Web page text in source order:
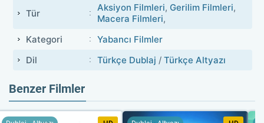
işler istedikleri gibi gitmeyecek ve kandırıldığını
öğrenecektir.
Tür Aksiyon Filmleri, Gerilim Filmleri,
Macera Filmleri,
Kategori
Yabancı Filmler
Dil
Türkçe Dublaj / Türkçe Altyazı
Benzer Filmler